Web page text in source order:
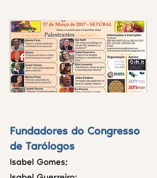
Fundadores do Congresso
de Tarólogos
Isabel Gomes;